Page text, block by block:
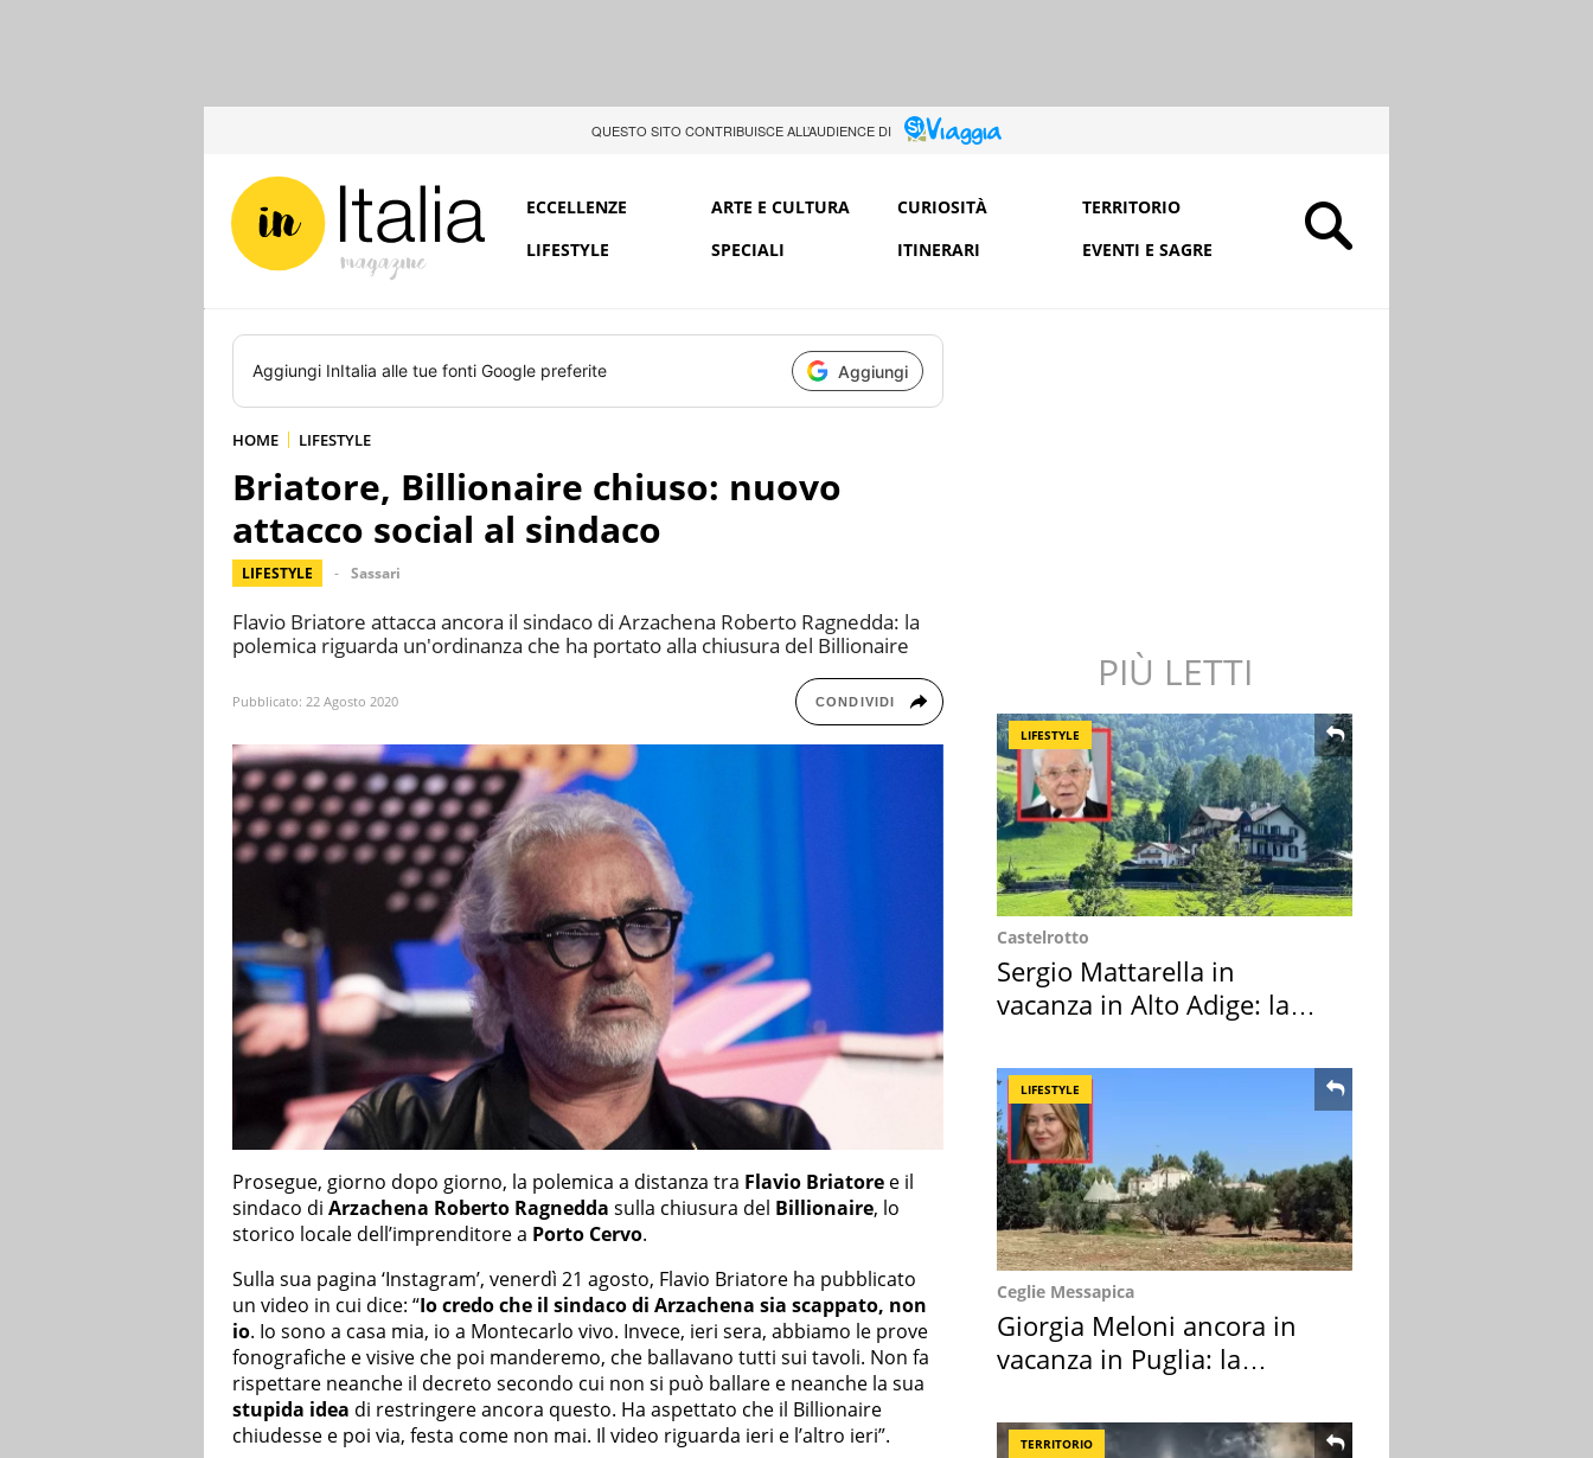
QUESTO SITO CONTRIBUISCE ALL’AUDIENCE DI
ECCELLENZE ARTE E CULTURA CURIOSITÀ
TERRITORIO
LIFESTYLE
SPECIALI ITINERARI EVENTI E SAGRE
Aggiungi InItalia alle tue fonti Google preferite Aggiungi
HOME LIFESTYLE
Briatore, Billionaire chiuso: nuovo
attacco social al sindaco
LIFESTYLE Sassari
Flavio Briatore attacca ancora il sindaco di Arzachena Roberto Ragnedda: la
polemica riguarda un'ordinanza che ha portato alla chiusura del Billionaire
Pubblicato: 22 Agosto 2020 CONDIVIDI
Prosegue, giorno dopo giorno, la polemica a distanza tra Flavio Briatore e il
sindaco di Arzachena Roberto Ragnedda sulla chiusura del Billionaire, lo
storico locale dell’imprenditore a Porto Cervo.
Sulla sua pagina ‘Instagram’, venerdì 21 agosto, Flavio Briatore ha pubblicato
un video in cui dice: “Io credo che il sindaco di Arzachena sia scappato, non
io. Io sono a casa mia, io a Montecarlo vivo. Invece, ieri sera, abbiamo le prove
fonografiche e visive che poi manderemo, che ballavano tutti sui tavoli. Non fa
rispettare neanche il decreto secondo cui non si può ballare e neanche la sua
stupida idea di restringere ancora questo. Ha aspettato che il Billionaire
chiudesse e poi via, festa come non mai. Il video riguarda ieri e l’altro ieri”.
PIÙ LETTI
LIFESTYLE
Castelrotto
Sergio Mattarella in
vacanza in Alto Adige: la
LIFESTYLE
Ceglie Messapica
Giorgia Meloni ancora in
vacanza in Puglia: la
TERRITORIO